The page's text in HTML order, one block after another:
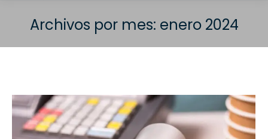
Archivos por mes: enero 2024